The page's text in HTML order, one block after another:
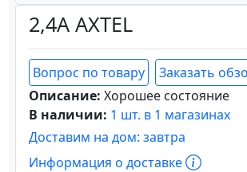
2,4A AXTEL
Вопрос по товару
Заказать
Описание: Хорошее состояние
В наличии: 1 шт. в 1 магазинах
Доставим на дом: завтра
Информация о доставке